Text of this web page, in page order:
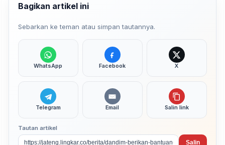
Bagikan artikel ini
Sebarkan ke teman atau simpan tautannya.
WhatsApp Facebook X
Telegram Email Salin link
Tautan artikel
Salin